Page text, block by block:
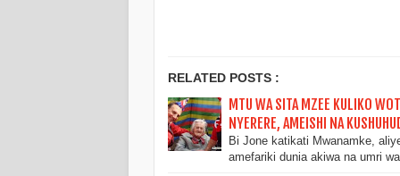
RELATED POSTS :
MTU WA SITA MZEE KULIKO
NYERERE, AMEISHI NA
Bi Jone katikati Mwanamke,
amefariki dunia akiwa na umri